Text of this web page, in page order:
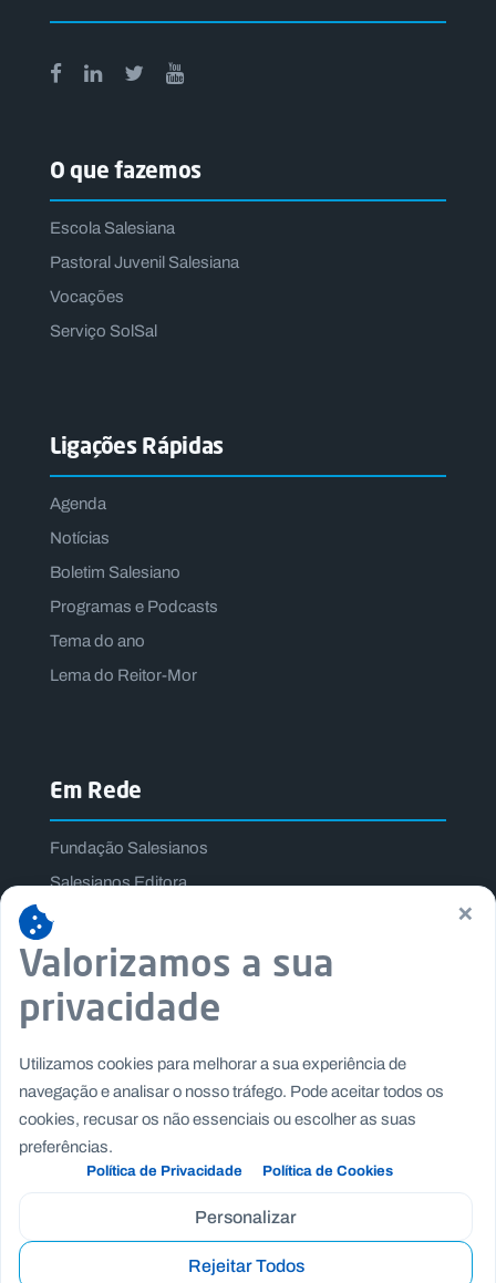
O que fazemos
Escola Salesiana
Pastoral Juvenil Salesiana
Vocações
Serviço SolSal
Ligações Rápidas
Agenda
Notícias
Boletim Salesiano
Programas e Podcasts
Tema do ano
Lema do Reitor-Mor
Em Rede
Fundação Salesianos
Salesianos Editora
Família Salesiana
Missão Dom Bosco
Jogos Nacionais Salesianos
Copyright © Fundação Salesianos
×
Valorizamos a sua
privacidade
Utilizamos cookies para melhorar a sua experiência de
navegação e analisar o nosso tráfego. Pode aceitar todos os
cookies, recusar os não essenciais ou escolher as suas
preferências.
Política de Privacidade Política de Cookies
Personalizar
Rejeitar Todos